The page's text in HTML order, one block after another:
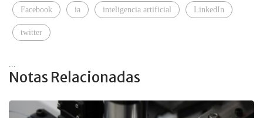
Facebook ia inteligencia artificial LinkedIn
twitter
Notas Relacionadas